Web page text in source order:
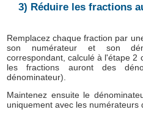
3) Réduire les fractions
Remplacez chaque fraction par
son numérateur et son
correspondant, calculé à l'étape 2
les fractions auront des
dénominateur).
Maintenez ensuite le
uniquement avec les numérateurs